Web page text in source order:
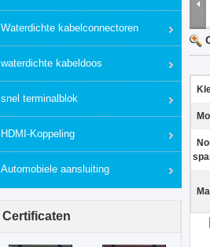
Waterdichte kabelconnectoren
waterdichte kabeldoos
snel terminalblok
HDMI-Koppeling
Automobiele aansluiting
Certificaten